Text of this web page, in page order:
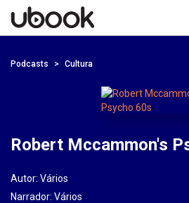
Podcasts Cultura
Robert Mccammon's
Autor: Vários
Narrador: Vários